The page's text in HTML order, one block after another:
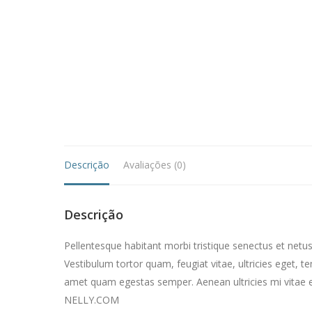
Descrição Avaliações (0)
Descrição
Pellentesque habitant morbi tristique senectus et
Vestibulum tortor quam, feugiat vitae, ultricies eget,
amet quam egestas semper. Aenean ultricies mi vitae
NELLY.COM